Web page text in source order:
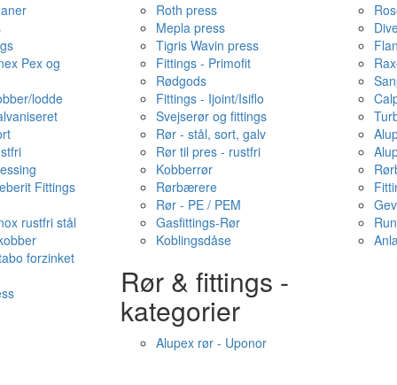
Pex og
lodde
Fittings
rustfri stål
forzinket
Roth press
Mepla press
Tigris Wavin press
Fittings - Primofit
Rødgods
Fittings - Ijoint/Isiflo
Svejserør og fittings
Rør - stål, sort, galv
Rør til pres - rustfri
Kobberrør
Rørbærere
Rør - PE / PEM
Gasfittings-Rør
Koblingsdåse
Rør & fittings -
kategorier
Alupex rør - Uponor